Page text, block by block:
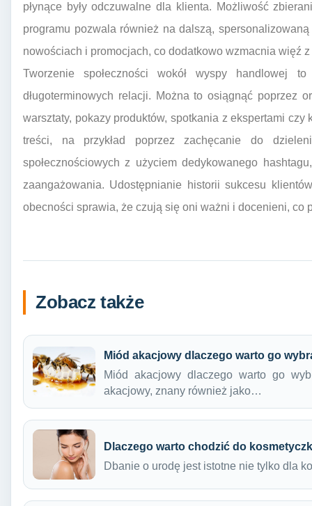
płynące były odczuwalne dla klienta. Możliwość
programu pozwala również na dalszą,
nowościach i promocjach, co dodatkowo wzmacnia więź z
Tworzenie społeczności wokół wyspy handlowej
długoterminowych relacji. Można to osiągnąć poprzez
warsztaty, pokazy produktów, spotkania z ekspertami
treści, na przykład poprzez zachęcanie do
społecznościowych z użyciem dedykowanego
zaangażowania. Udostępnianie historii sukcesu
obecności sprawia, że czują się oni ważni i docenieni, co
Zobacz także
Miód akacjowy dlaczego warto go
Miód akacjowy dlaczego warto go
akacjowy, znany również jako…
Dlaczego warto chodzić do
Dbanie o urodę jest istotne nie tylko dla